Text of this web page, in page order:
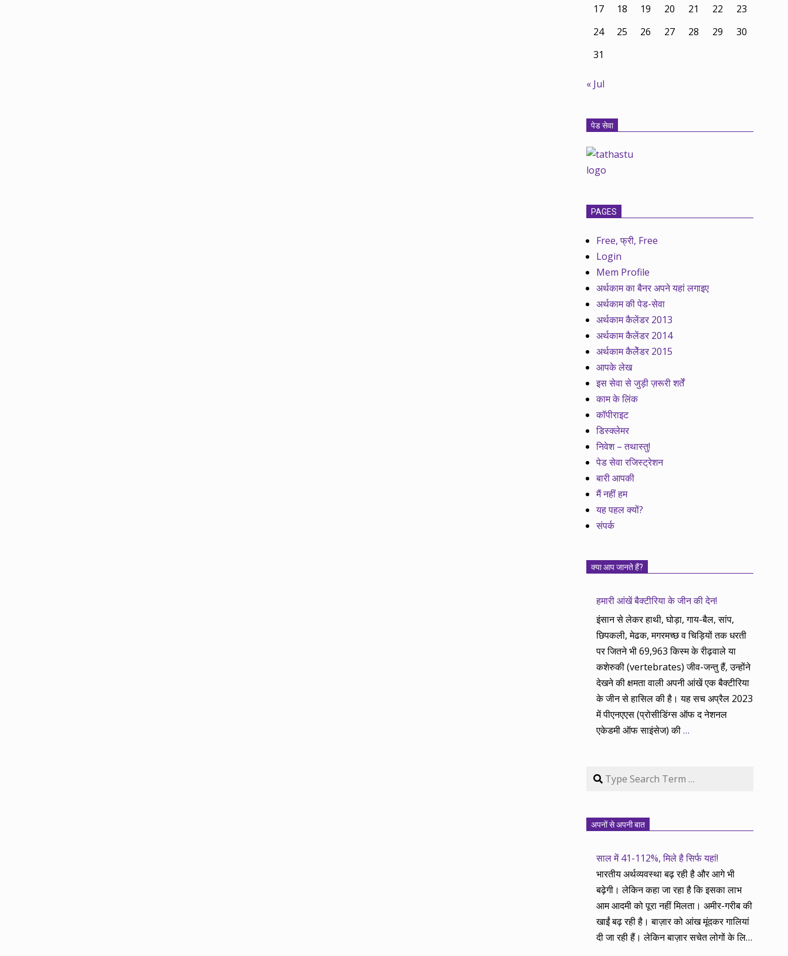
17
18 19 20 21 22
23
24
25 26 27 28 29
30
31
« Jul
पेड सेवा
PAGES
Free, फ्री, Free
Login
Mem Profile
अर्थकाम का बैनर अपने यहां लगाइए
अर्थकाम की पेड-सेवा
अर्थकाम कैलेंडर 2013
अर्थकाम कैलेंडर 2014
अर्थकाम कैलेेंडर 2015
आपके लेख
इस सेवा से जुड़ी ज़रूरी शर्तें
काम के लिंक
कॉपीराइट
डिस्क्लेमर
निवेश – तथास्तु!
पेड सेवा रजिस्ट्रेशन
बारी आपकी
मैं नहीं हम
यह पहल क्यों?
संपर्क
क्या आप जानते हैं?
हमारी आंखें बैक्टीरिया के जीन की देन!
इंसान से लेकर हाथी, घोड़ा, गाय-बैल, सांप,
छिपकली, मेढक, मगरमच्छ व चिड़ियों तक धरती
पर जितने भी 69,963 किस्म के रीढ़वाले या
कशेरुकी (vertebrates) जीव-जन्तु हैं, उन्होंने
देखने की क्षमता वाली अपनी आंखें एक बैक्टीरिया
के जीन से हासिल की है। यह सच अप्रैल 2023
में पीएनएएस (प्रोसीडिंग्स ऑफ द नेशनल
एकेडमी ऑफ साइंसेज) की…
Search
अपनों से अपनी बात
साल में 41-112%, मिले है सिर्फ यहां!
भारतीय अर्थव्यवस्था बढ़ रही है और आगे भी
बढ़ेगी। लेकिन कहा जा रहा है कि इसका लाभ
आम आदमी को पूरा नहीं मिलता। अमीर-गरीब की
खाईं बढ़ रही है। बाज़ार को आंख मूंदकर गालियां
दी जा रही हैं। लेकिन बाज़ार सचेत लोगों के लिए